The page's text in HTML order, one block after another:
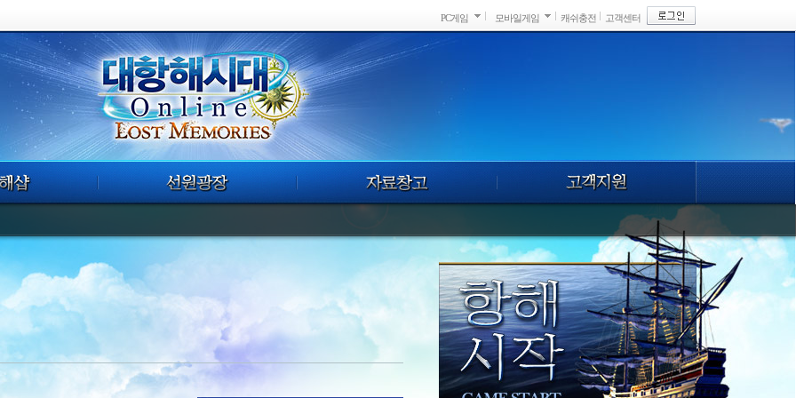
PC게임 모바일게임 캐쉬충전 고객센터